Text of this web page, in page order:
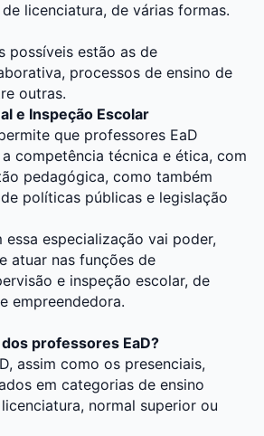
licenciatura, de várias formas.
possíveis estão as de
processos de ensino de
outras.
e Inspeção Escolar
que professores EaD
competência técnica e ética, com
pedagógica, como também
políticas públicas e legislação
essa especialização vai poder,
atuar nas funções de
e inspeção escolar, de
empreendedora.
professores EaD?
assim como os presenciais,
em categorias de ensino
normal superior ou